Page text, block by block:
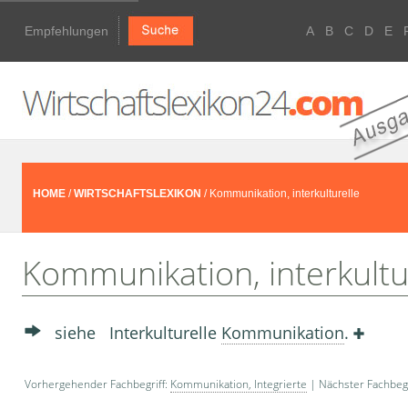
Empfehlungen A B C D E
HOME /WIRTSCHAFTSLEXIKON / Kommunikation, interkulturelle
Kommunikation,
siehe Interkulturelle Kommunikation.
Vorhergehender Fachbegriff: Kommunikation, Integrierte | Nächster